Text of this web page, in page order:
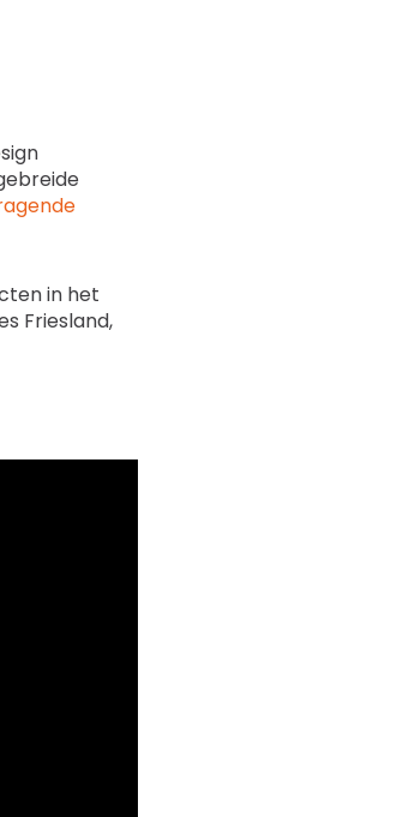
in het
Friesland,